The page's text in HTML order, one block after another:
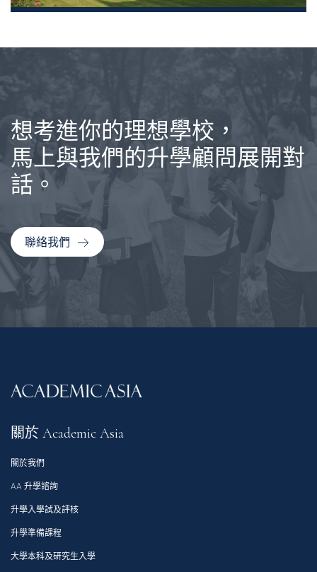
想考進你的理想學校，
馬上與我們的升學顧問展開對
話。
聯絡我們
關於 Academic Asia
關於我們
AA 升學諮詢
升學入學試及評核
升學準備課程
大學本科及研究生入學